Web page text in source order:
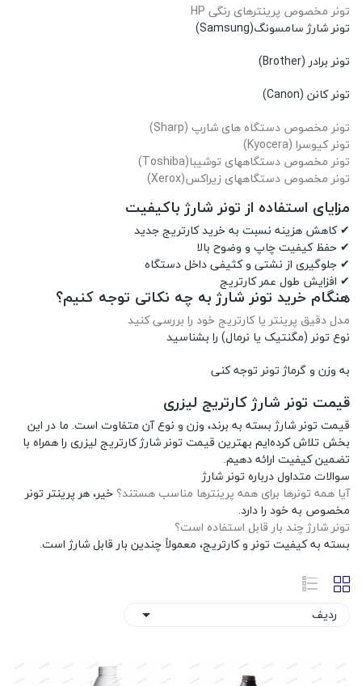
تونر مخصوص پرینترهای رنگی HP
تونر شارژ سامسونگ(Samsung)
تونر برادر (Brother)
تونر کانن (Canon)
تونر مخصوص دستگاه های شارپ (Sharp)
تونر کیوسرا (Kyocera)
تونر مخصوص دستگاههای توشیبا(Toshiba)
تونر مخصوص دستگاههای زیراکس(Xerox)
مزایای استفاده از تونر شارژ باکیفیت
✔ کاهش هزینه نسبت به خرید کارتریج جدید
✔ حفظ کیفیت چاپ و وضوح بالا
✔ جلوگیری از نشتی و کثیفی داخل دستگاه
✔ افزایش طول عمر کارتریج
هنگام خرید تونر شارژ به چه نکاتی توجه کنیم؟
مدل دقیق پرینتر یا کارتریج خود را بررسی کنید
نوع تونر (مگنتیک یا نرمال) را بشناسید
به وزن و گرماژ تونر توجه کنی
قیمت تونر شارژ کارتریج لیزری
قیمت تونر شارژ بسته به برند، وزن و نوع آن متفاوت است. ما در این
بخش تلاش کرده‌ایم بهترین قیمت تونر شارژ کارتریج لیزری را همراه با
تضمین کیفیت ارائه دهیم.
سوالات متداول درباره تونر شارژ
آیا همه تونرها برای همه پرینترها مناسب هستند؟ خیر، هر پرینتر تونر
مخصوص به خود را دارد.
تونر شارژ چند بار قابل استفاده است؟
بسته به کیفیت تونر و کارتریج، معمولاً چندین بار قابل شارژ است.
ردیف 